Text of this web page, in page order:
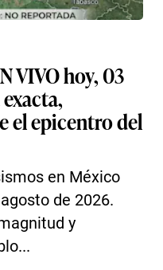
VIVO hoy, 03
el epicentro del
en México
de 2026.
y